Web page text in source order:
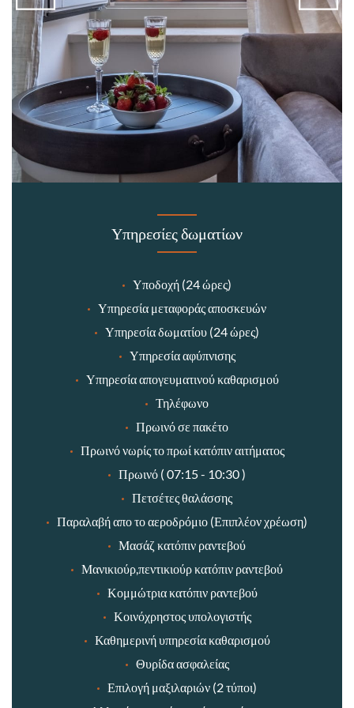
Υπηρεσίες δωματίων
Υποδοχή (24 ώρες)
Υπηρεσία μεταφοράς αποσκευών
Υπηρεσία δωματίου (24 ώρες)
Υπηρεσία αφύπνισης
Υπηρεσία απογευματινού καθαρισμού
Τηλέφωνο
Πρωινό σε πακέτο
Πρωινό νωρίς το πρωί κατόπιν αιτήματος
Πρωινό ( 07:15 - 10:30 )
Πετσέτες θαλάσσης
Παραλαβή απο το αεροδρόμιο (Επιπλέον χρέωση)
Μασάζ κατόπιν ραντεβού
Μανικιούρ,πεντικιούρ κατόπιν ραντεβού
Κομμώτρια κατόπιν ραντεβού
Κοινόχρηστος υπολογιστής
Καθημερινή υπηρεσία καθαρισμού
Θυρίδα ασφαλείας
Επιλογή μαξιλαριών (2 τύποι)